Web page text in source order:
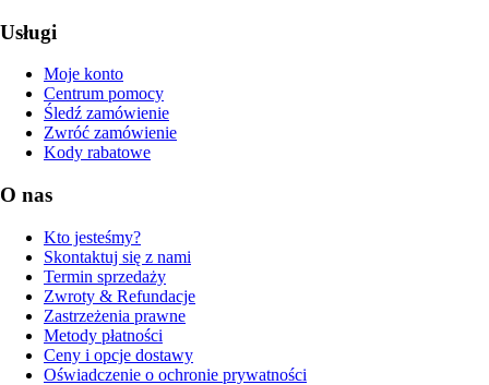
Usługi
Moje konto
Centrum pomocy
Śledź zamówienie
Zwróć zamówienie
Kody rabatowe
O nas
Kto jesteśmy?
Skontaktuj się z nami
Termin sprzedaży
Zwroty & Refundacje
Zastrzeżenia prawne
Metody płatności
Ceny i opcje dostawy
Oświadczenie o ochronie prywatności